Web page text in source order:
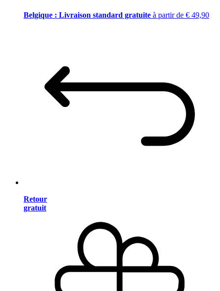
Belgique : Livraison standard gratuite à partir de € 49,90
Retour
gratuit